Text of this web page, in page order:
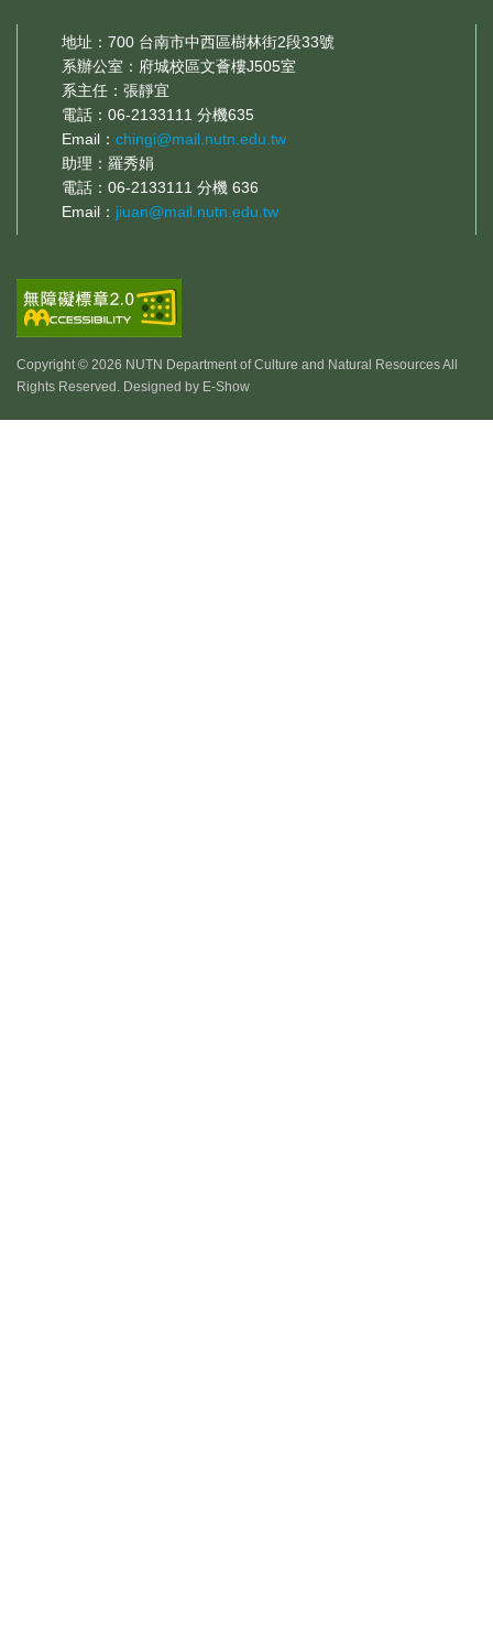
地址：700 台南市中西區樹林街2段33號
系辦公室：府城校區文薈樓J505室
系主任：張靜宜
電話：06-2133111 分機635
Email： chingi@mail.nutn.edu.tw
助理：羅秀娟
電話：06-2133111 分機 636
Email： jiuan@mail.nutn.edu.tw
Copyright © 2026 NUTN Department of Culture and Natural Resources All
Rights Reserved. Designed by E-Show